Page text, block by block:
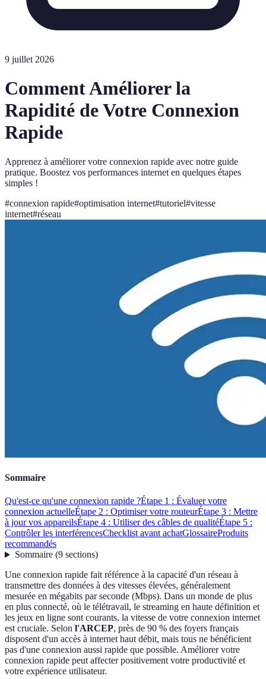
9 juillet 2026
Comment Améliorer la
Rapidité de Votre Connexion
Rapide
Apprenez à améliorer votre connexion rapide avec notre guide
pratique. Boostez vos performances internet en quelques étapes
simples !
#connexion rapide#optimisation internet#tutoriel#vitesse
internet#réseau
Sommaire
Qu'est-ce qu'une connexion rapide ?Étape 1 : Évaluer votre
connexion actuelleÉtape 2 : Optimiser votre routeurÉtape 3 : Mettre
à jour vos appareilsÉtape 4 : Utiliser des câbles de qualitéÉtape 5 :
Contrôler les interférencesChecklist avant achatGlossaireProduits
recommandés
Sommaire(9 sections)
Une connexion rapide fait référence à la capacité d'un réseau à
transmettre des données à des vitesses élevées, généralement
mesurée en mégabits par seconde (Mbps). Dans un monde de plus
en plus connecté, où le télétravail, le streaming en haute définition et
les jeux en ligne sont courants, la vitesse de votre connexion internet
est cruciale. Selon l'ARCEP, près de 90 % des foyers français
disposent d'un accès à internet haut débit, mais tous ne bénéficient
pas d'une connexion aussi rapide que possible. Améliorer votre
connexion rapide peut affecter positivement votre productivité et
votre expérience utilisateur.